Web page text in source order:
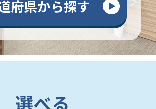
府県から探す